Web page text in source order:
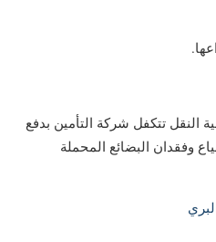
النقل تتكفل شركة التأمين بدفع
وفقدان البضائع المحملة